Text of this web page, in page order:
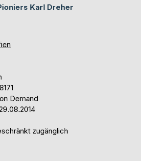
Karl Dreher
Demand
zugänglich